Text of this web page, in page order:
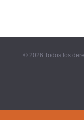
© 2026 Todos los